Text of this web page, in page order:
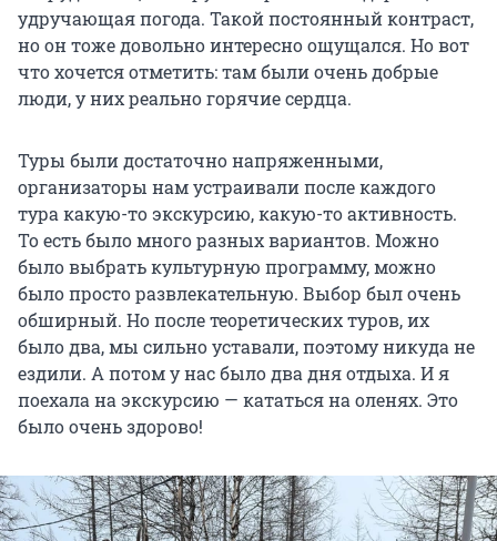
удручающая погода. Такой постоянный контраст,
но он тоже довольно интересно ощущался. Но вот
что хочется отметить: там были очень добрые
люди, у них реально горячие сердца.
Туры были достаточно напряженными,
организаторы нам устраивали после каждого
тура какую-то экскурсию, какую-то активность.
То есть было много разных вариантов. Можно
было выбрать культурную программу, можно
было просто развлекательную. Выбор был очень
обширный. Но после теоретических туров, их
было два, мы сильно уставали, поэтому никуда не
ездили. А потом у нас было два дня отдыха. И я
поехала на экскурсию — кататься на оленях. Это
было очень здорово!